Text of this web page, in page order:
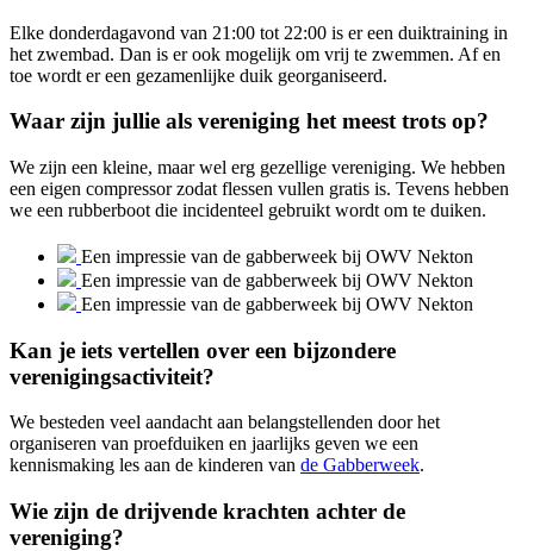
Elke donderdagavond van 21:00 tot 22:00 is er een duiktraining in
het zwembad. Dan is er ook mogelijk om vrij te zwemmen. Af en
toe wordt er een gezamenlijke duik georganiseerd.
Waar zijn jullie als vereniging het meest trots op?
We zijn een kleine, maar wel erg gezellige vereniging. We hebben
een eigen compressor zodat flessen vullen gratis is. Tevens hebben
we een rubberboot die incidenteel gebruikt wordt om te duiken.
Een impressie van de gabberweek bij OWV Nekton
Een impressie van de gabberweek bij OWV Nekton
Een impressie van de gabberweek bij OWV Nekton
Kan je iets vertellen over een bijzondere
verenigingsactiviteit?
We besteden veel aandacht aan belangstellenden door het
organiseren van proefduiken en jaarlijks geven we een
kennismaking les aan de kinderen van de Gabberweek.
Wie zijn de drijvende krachten achter de
vereniging?